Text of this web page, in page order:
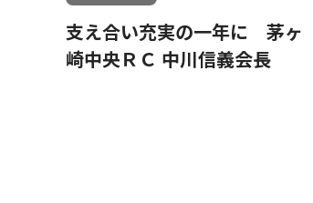
支え合い充実の一年に 茅ヶ
崎中央ＲＣ 中川信義会長